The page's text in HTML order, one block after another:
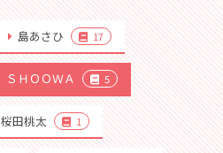
島あさひ 17
ＳＨＯＯＷＡ 5
桜田桃太 1